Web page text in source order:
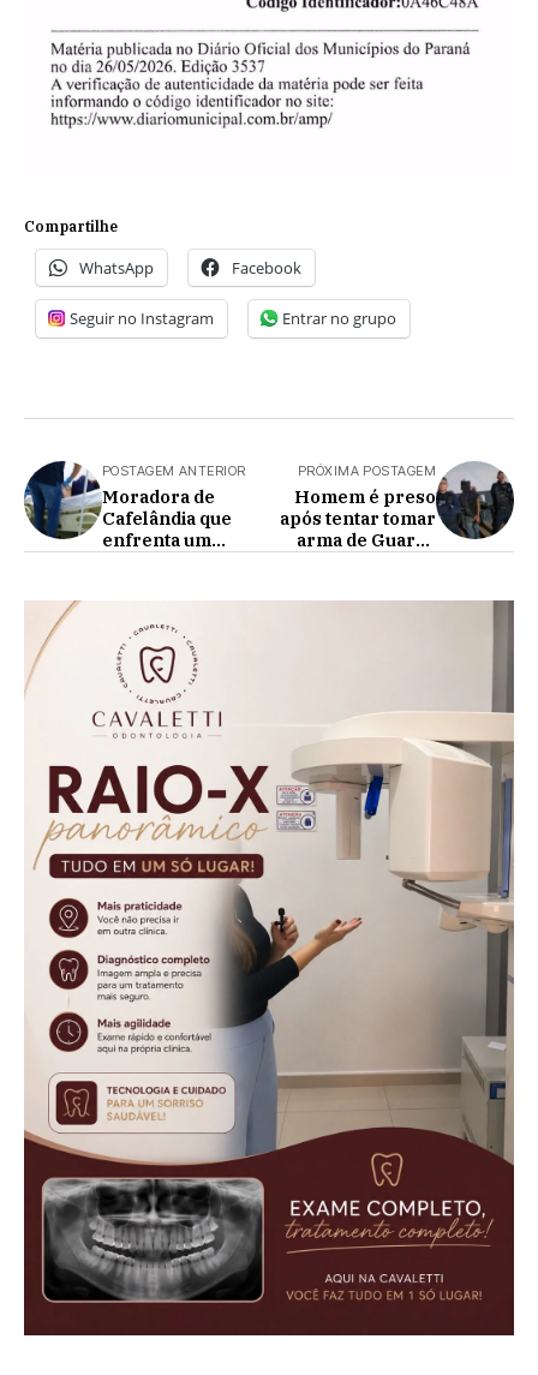
Compartilhe
WhatsApp Facebook
Seguir no Instagram Entrar no grupo
POSTAGEM ANTERIOR
Moradora de
Cafelândia que
enfrenta um
para conseguir
comprar o
remédio!
PRÓXIMA POSTAGEM
Homem é preso
após tentar tomar
arma de Guarda
Paraná